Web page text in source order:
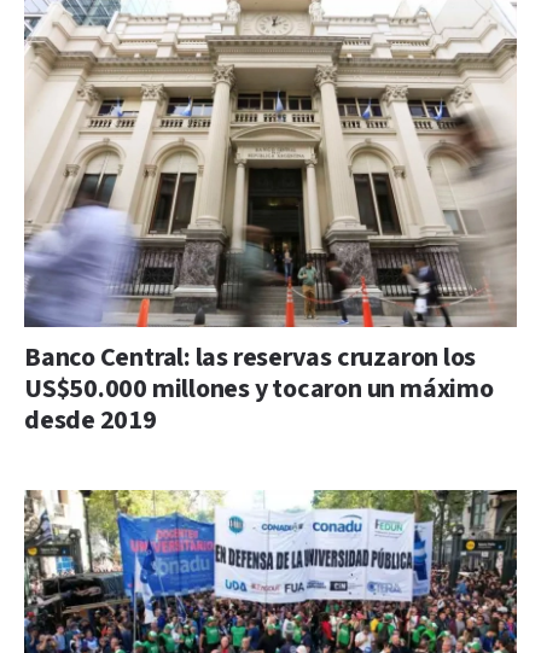
Banco Central: las reservas cruzaron los
US$50.000 millones y tocaron un máximo
desde 2019